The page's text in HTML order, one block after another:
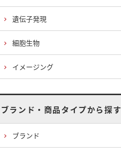
遺伝子発現
細胞生物
イメージング
ブランド・商品タイプから探す
ブランド